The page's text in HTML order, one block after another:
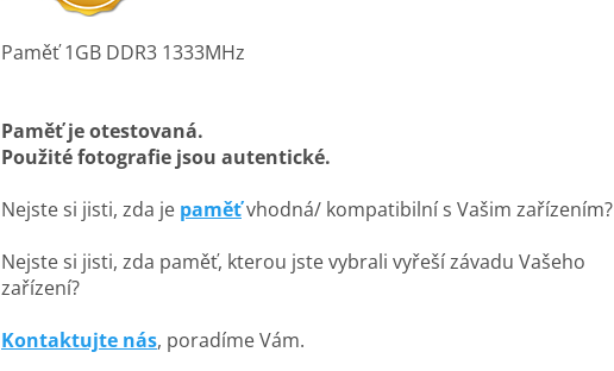
Paměť 1GB DDR3 1333MHz
Paměť je otestovaná.
Použité fotografie jsou autentické.
Nejste si jisti, zda je paměťvhodná/ kompatibilní s Vašim zařízením?
Nejste si jisti, zda paměť, kterou jste vybrali vyřeší závadu Vašeho
zařízení?
Kontaktujte nás, poradíme Vám.